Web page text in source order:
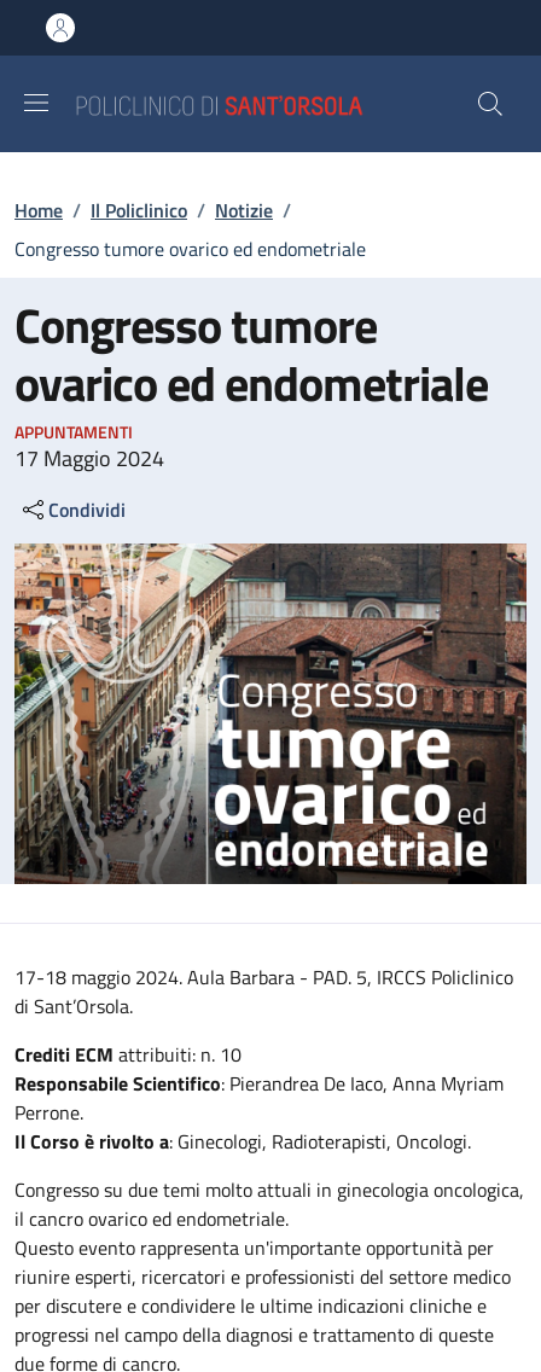
al contenuto principale
to footer content
Briciole di pane
Home / Il Policlinico / Notizie /
Congresso tumore ovarico ed endometriale
Congresso tumore
ovarico ed endometriale
APPUNTAMENTI
17 Maggio 2024
Condividi
17-18 maggio 2024. Aula Barbara - PAD. 5, IRCCS Policlinico
di Sant’Orsola.
Crediti ECM attribuiti: n. 10
Responsabile Scientifico: Pierandrea De Iaco, Anna Myriam
Perrone.
Il Corso è rivolto a: Ginecologi, Radioterapisti, Oncologi.
Congresso su due temi molto attuali in ginecologia oncologica,
il cancro ovarico ed endometriale.
Questo evento rappresenta un'importante opportunità per
riunire esperti, ricercatori e professionisti del settore medico
per discutere e condividere le ultime indicazioni cliniche e
progressi nel campo della diagnosi e trattamento di queste
due forme di cancro.